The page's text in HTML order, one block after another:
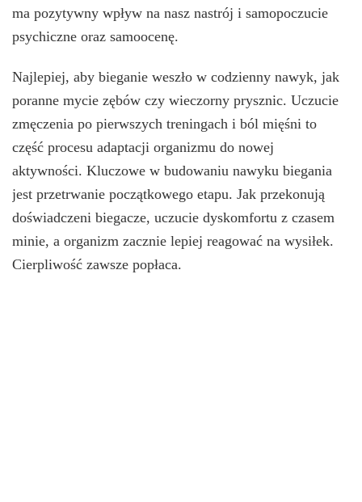
ma pozytywny wpływ na nasz nastrój i samopoczucie
psychiczne oraz samoocenę.
Najlepiej, aby bieganie weszło w codzienny nawyk, jak
poranne mycie zębów czy wieczorny prysznic. Uczucie
zmęczenia po pierwszych treningach i ból mięśni to
część procesu adaptacji organizmu do nowej
aktywności. Kluczowe w budowaniu nawyku biegania
jest przetrwanie początkowego etapu. Jak przekonują
doświadczeni biegacze, uczucie dyskomfortu z czasem
minie, a organizm zacznie lepiej reagować na wysiłek.
Cierpliwość zawsze popłaca.